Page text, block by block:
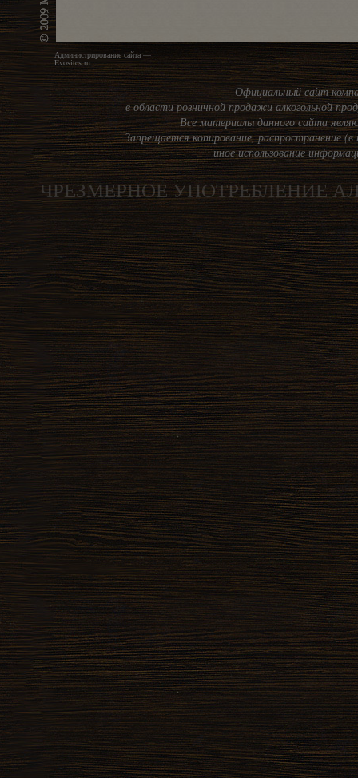
Администрирование сайта —
Evosites.ru
Официальный сайт
в области розничной продажи алкогольной
Все материалы данного сайта
Запрещается копирование, распространение
иное использование
ЧРЕЗМЕРНОЕ УПОТРЕБЛЕНИЕ